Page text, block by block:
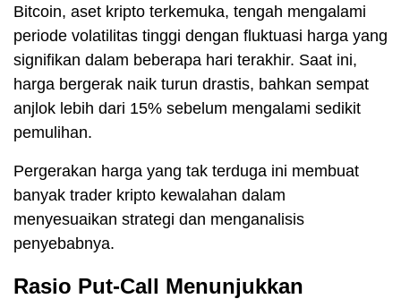
Bitcoin, aset kripto terkemuka, tengah mengalami
periode volatilitas tinggi dengan fluktuasi harga yang
signifikan dalam beberapa hari terakhir. Saat ini,
harga bergerak naik turun drastis, bahkan sempat
anjlok lebih dari 15% sebelum mengalami sedikit
pemulihan.
Pergerakan harga yang tak terduga ini membuat
banyak trader kripto kewalahan dalam
menyesuaikan strategi dan menganalisis
penyebabnya.
Rasio Put-Call Menunjukkan